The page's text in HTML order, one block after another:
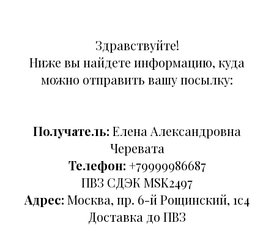
Здравствуйте!
Ниже вы найдете информацию, куда
можно отправить вашу посылку:
Получатель: Елена Александровна
Черевата
Телефон: +79999986687
ПВЗ СДЭК MSK2497
Адрес: Москва, пр. 6-й Рощинский, 1с4
Доставка до ПВЗ